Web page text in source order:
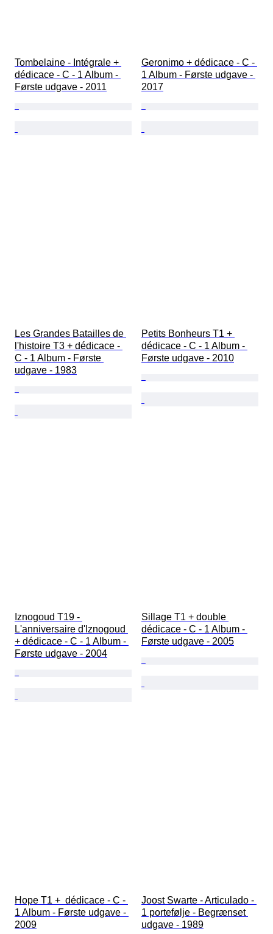
Tombelaine - Intégrale +
dédicace - C - 1 Album -
Første udgave - 2011
Geronimo + dédicace - C -
1 Album - Første udgave -
2017
Les Grandes Batailles de
l'histoire T3 + dédicace -
C - 1 Album - Første
udgave - 1983
Petits Bonheurs T1 +
dédicace - C - 1 Album -
Første udgave - 2010
Iznogoud T19 -
L'anniversaire d'Iznogoud
+ dédicace - C - 1 Album -
Første udgave - 2004
Sillage T1 + double
dédicace - C - 1 Album -
Første udgave - 2005
Hope T1 +  dédicace - C -
1 Album - Første udgave -
2009
Joost Swarte - Articulado -
1 portefølje - Begrænset
udgave - 1989